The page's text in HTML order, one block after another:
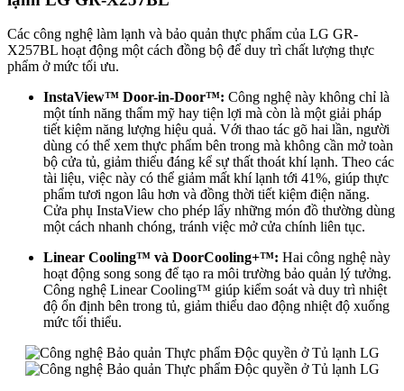
Các công nghệ làm lạnh và bảo quản thực phẩm của LG GR-
X257BL hoạt động một cách đồng bộ để duy trì chất lượng thực
phẩm ở mức tối ưu.
InstaView™ Door-in-Door™: Công nghệ này không chỉ là
một tính năng thẩm mỹ hay tiện lợi mà còn là một giải pháp
tiết kiệm năng lượng hiệu quả. Với thao tác gõ hai lần, người
dùng có thể xem thực phẩm bên trong mà không cần mở toàn
bộ cửa tủ, giảm thiểu đáng kể sự thất thoát khí lạnh. Theo các
tài liệu, việc này có thể giảm mất khí lạnh tới 41%, giúp thực
phẩm tươi ngon lâu hơn và đồng thời tiết kiệm điện năng.
Cửa phụ InstaView cho phép lấy những món đồ thường dùng
một cách nhanh chóng, tránh việc mở cửa chính liên tục.
Linear Cooling™ và DoorCooling+™: Hai công nghệ này
hoạt động song song để tạo ra môi trường bảo quản lý tưởng.
Công nghệ Linear Cooling™ giúp kiểm soát và duy trì nhiệt
độ ổn định bên trong tủ, giảm thiểu dao động nhiệt độ xuống
mức tối thiểu.